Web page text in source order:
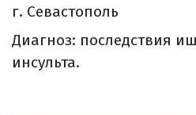
г. Севастополь
Диагноз: последствия
инсульта.